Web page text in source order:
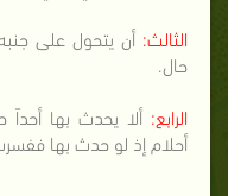
الثالث: أن يتحول على
حال.
الرابع: ألا يحدث بها
أحلام إذ لو حدث بها